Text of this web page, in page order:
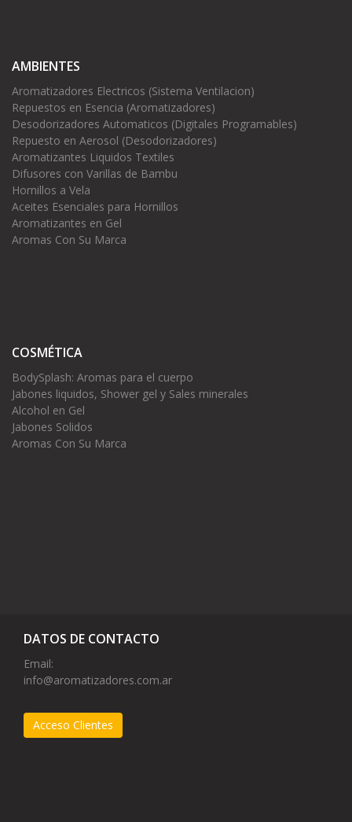
AMBIENTES
Aromatizadores Electricos (Sistema Ventilacion)
Repuestos en Esencia (Aromatizadores)
Desodorizadores Automaticos (Digitales Programables)
Repuesto en Aerosol (Desodorizadores)
Aromatizantes Liquidos Textiles
Difusores con Varillas de Bambu
Hornillos a Vela
Aceites Esenciales para Hornillos
Aromatizantes en Gel
Aromas Con Su Marca
COSMÉTICA
BodySplash: Aromas para el cuerpo
Jabones liquidos, Shower gel y Sales minerales
Alcohol en Gel
Jabones Solidos
Aromas Con Su Marca
DATOS DE CONTACTO
Email:
info@aromatizadores.com.ar
Acceso Clientes